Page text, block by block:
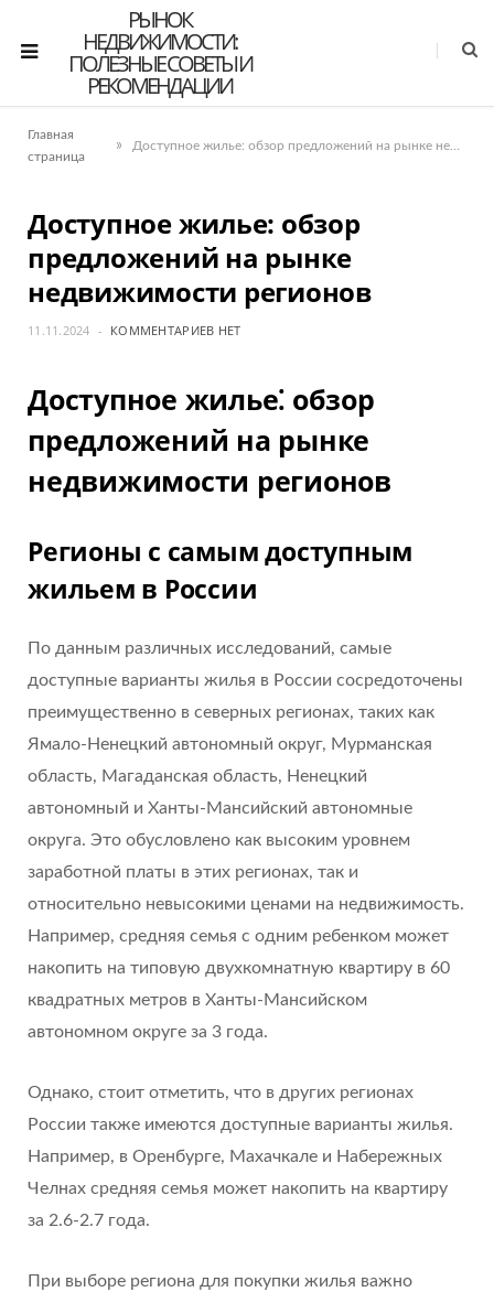
РЫНОК
НЕДВИЖИМОСТИ:
ПОЛЕЗНЫЕ СОВЕТЫ И
РЕКОМЕНДАЦИИ
Главная
страница
»
Доступное жилье: обзор
предложений на рынке
недвижимости регионов
11.11.2024 КОММЕНТАРИЕВ НЕТ
Доступное жилье⁚ обзор
предложений на рынке
недвижимости регионов
Регионы с самым доступным
жильем в России
По данным различных исследований, самые
доступные варианты жилья в России сосредоточены
преимущественно в северных регионах, таких как
Ямало-Ненецкий автономный округ, Мурманская
область, Магаданская область, Ненецкий
автономный и Ханты-Мансийский автономные
округа. Это обусловлено как высоким уровнем
заработной платы в этих регионах, так и
относительно невысокими ценами на недвижимость.
Например, средняя семья с одним ребенком может
накопить на типовую двухкомнатную квартиру в 60
квадратных метров в Ханты-Мансийском
автономном округе за 3 года.
Однако, стоит отметить, что в других регионах
России также имеются доступные варианты жилья.
Например, в Оренбурге, Махачкале и Набережных
Челнах средняя семья может накопить на квартиру
за 2.6-2.7 года.
При выборе региона для покупки жилья важно